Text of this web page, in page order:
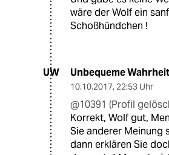
wäre der Wolf ein
Schoßhündchen !
UW Unbequeme Wahrheit
10.10.2017, 22:53 Uhr
@10391 (Profil
Korrekt, Wolf gut,
Sie anderer Meinung
dann erklären Sie